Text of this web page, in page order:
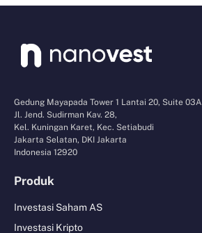
Gedung Mayapada Tower 1 Lantai 20, Suite 03A
Jl. Jend. Sudirman Kav. 28,
Kel. Kuningan Karet, Kec. Setiabudi
Jakarta Selatan, DKI Jakarta
Indonesia 12920
Produk
Investasi Saham AS
Investasi Kripto